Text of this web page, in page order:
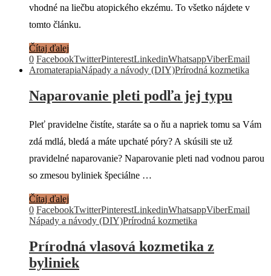
vhodné na liečbu atopického ekzému. To všetko nájdete v
tomto článku.
Čítaj ďalej
0 FacebookTwitterPinterestLinkedinWhatsappViberEmail
AromaterapiaNápady a návody (DIY)Prírodná kozmetika
Naparovanie pleti podľa jej typu
Pleť pravidelne čistíte, staráte sa o ňu a napriek tomu sa Vám
zdá mdlá, bledá a máte upchaté póry? A skúsili ste už
pravidelné naparovanie? Naparovanie pleti nad vodnou parou
so zmesou byliniek špeciálne …
Čítaj ďalej
0 FacebookTwitterPinterestLinkedinWhatsappViberEmail
Nápady a návody (DIY)Prírodná kozmetika
Prírodná vlasová kozmetika z
byliniek